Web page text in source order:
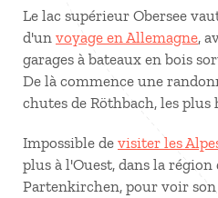
Le lac supérieur Obersee
d'un voyage en Allemagne,
garages à bateaux en bois
De là commence une
chutes de Röthbach, les plus
Impossible de visiter les
plus à l'Ouest, dans la région
Partenkirchen, pour voir